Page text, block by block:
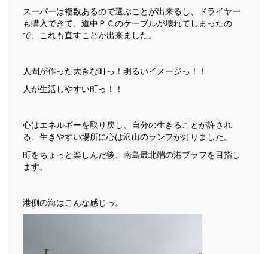
スーパーは複数あるので選ぶことが出来るし、ドライヤー
も購入できて、道中ＰＣのケーブルが壊れてしまったの
で、これも直すことが出来ました。
人間が作った大きな町っ！明るいイメージっ！！
人が生活しやすい町っ！！
心はエネルギーを取り戻し、自分の生きることが許され
る、生きやすい場所に心は沢山のランプが灯りました。
町をちょっと楽しんだ後、南島最北端の港ブラフを目指し
ます。
港側の海はこんな感じっ。